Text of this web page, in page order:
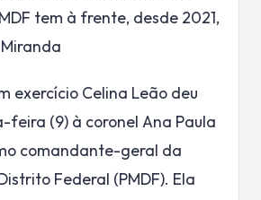
tem à frente, desde 2021,
exercício Celina Leão deu
feira (9) à coronel Ana Paula
comandante-geral da
Federal (PMDF). Ela